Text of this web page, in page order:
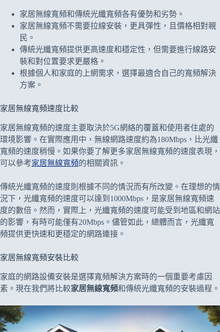
家居無線寬頻和傳統光纖寬頻各有優勢和劣勢。
家居無線寬頻不需要拉線安裝，更具彈性，且價格相對親
民。
傳統光纖寬頻提供更高速度和穩定性，但需要進行線路安
裝和對位置要求更嚴格。
根據個人和家庭的上網需求，選擇最適合自己的寬頻解決
方案。
家居無線寬頻速度比較
家居無線寬頻的速度主要取決於5G網絡的覆蓋和使用者住處的
環境影響。在實際應用中，無線網路速度約為180Mbps，比光纖
寬頻的速度稍慢。如果你要了解更多家居無線寬頻的速度表現，
可以參考家居無線寬頻的相關資訊。
傳統光纖寬頻的速度則根據不同的情況而有所改變。在理想的情
況下，光纖寬頻的速度可以達到1000Mbps，是家居無線寬頻速
度的數倍。然而，實際上，光纖寬頻的速度可能受到地區和網站
的影響，有時可能僅有20Mbps。儘管如此，總體而言，光纖寬
頻提供更快速和更穩定的網路連接。
家居無線寬頻安裝比較
家庭的網路設備安裝是選擇寬頻解決方案時的一個重要考慮因
素。現在我們將比較家居無線寬頻和傳統光纖寬頻的安裝過程。